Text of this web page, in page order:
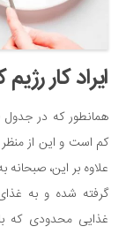
ایراد کار
همانطور که در جدول
کم است و این از
علاوه بر این،
گرفته شده و به
غذایی محدودی که